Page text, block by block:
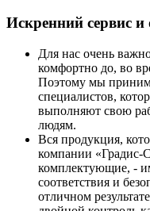
Искренний сервис и
Для нас очень
комфортно до, во
Поэтому мы
специалистов,
выполняют свою
людям.
Вся продукция,
компании «Градис-
комплектующие, -
соответствия и
отличном